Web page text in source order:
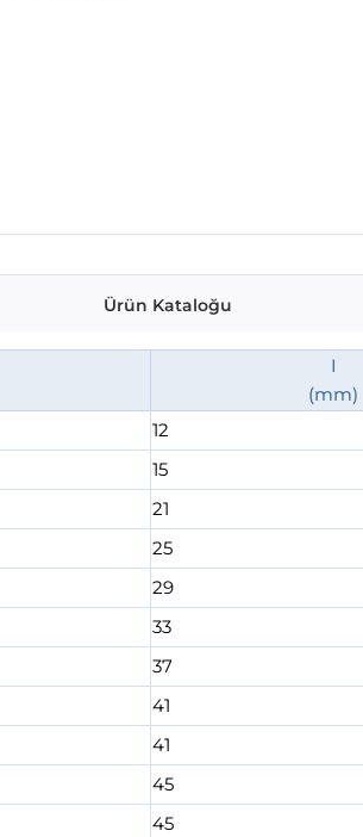
Ürün Kataloğu
I
(mm)
12
15
21
25
29
33
37
41
41
45
45